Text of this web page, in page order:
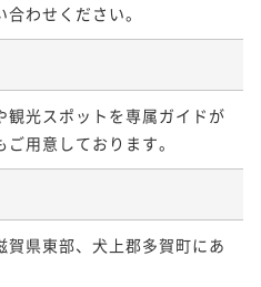
わせください。
観光スポットを専属ガイドが
用意しております。
県東部、犬上郡多賀町にあ